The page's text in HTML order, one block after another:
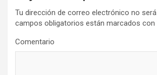
Tu dirección de correo electrónico no será
campos obligatorios están marcados con
Comentario